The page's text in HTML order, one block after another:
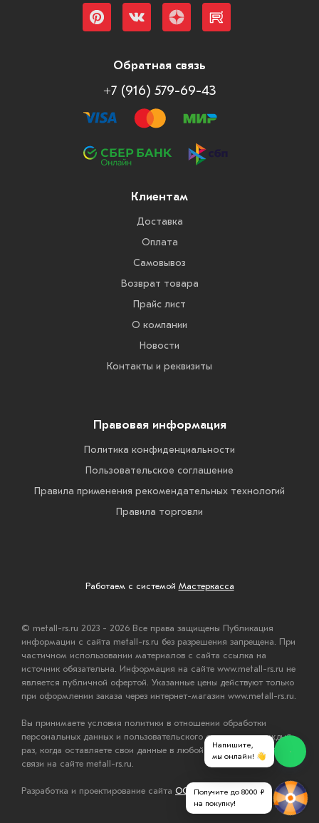
Обратная связь
+7 (916) 579-69-43
Клиентам
Доставка
Оплата
Самовывоз
Возврат товара
Прайс лист
О компании
Новости
Контакты и реквизиты
Правовая информация
Политика конфиденциальности
Пользовательское соглашение
Правила применения рекомендательных технологий
Правила торговли
Работаем с системой Мастеркасса
© metall-rs.ru 2023 - 2026 Все права защищены Публикация
информации с сайта metall-rs.ru без разрешения запрещена. При
частичном использовании материалов с сайта ссылка на
источник обязательна. Информация на сайте www.metall-rs.ru не
является публичной офертой. Указанные цены действуют только
при оформлении заказа через интернет-магазин www.metall-rs.ru.
Вы принимаете условия политики в отношении обработки
персональных данных и пользовательского соглашения каждый
раз, когда оставляете свои данные в любой форме обратной
связи на сайте metall-rs.ru.
Разработка и проектирование сайта ООО "Мастервеб"
Напишите,
мы онлайн! 👋
Получите до 8000 ₽
на покупку!